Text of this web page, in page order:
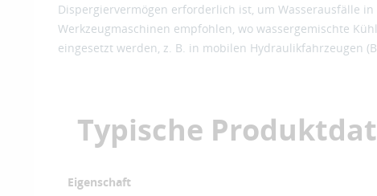
Dispergiervermögen erforderlich ist, um Wasserausfälle
Werkzeugmaschinen empfohlen, wo wassergemischte
eingesetzt werden, z. B. in mobilen Hydraulikfahrzeugen
Typische
Eigenschaft